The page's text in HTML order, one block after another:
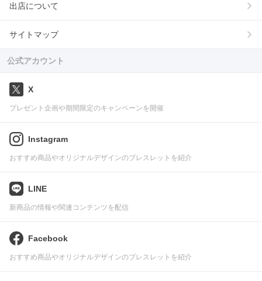
出店について
サイトマップ
公式アカウント
X
プレゼント企画や期間限定のキャンペーンを開催
Instagram
おすすめ商品やオリジナルデザインのブレスレットを紹介
LINE
新商品の情報や関連コンテンツを配信
Facebook
おすすめ商品やオリジナルデザインのブレスレットを紹介